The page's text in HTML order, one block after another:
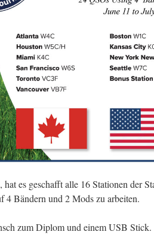
es geschafft alle 16 Stationen der
4 Bändern und 2 Mods zu arbeiten.
zum Diplom und einem USB Stick.